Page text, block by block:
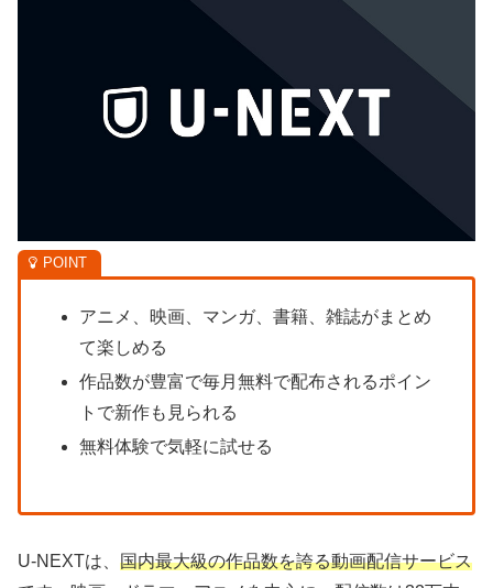
アニメ、映画、マンガ、書籍、雑誌がまとめ
て楽しめる
作品数が豊富で毎月無料で配布されるポイン
トで新作も見られる
無料体験で気軽に試せる
U-NEXTは、 国内最大級の作品数を誇る動画配信サービス